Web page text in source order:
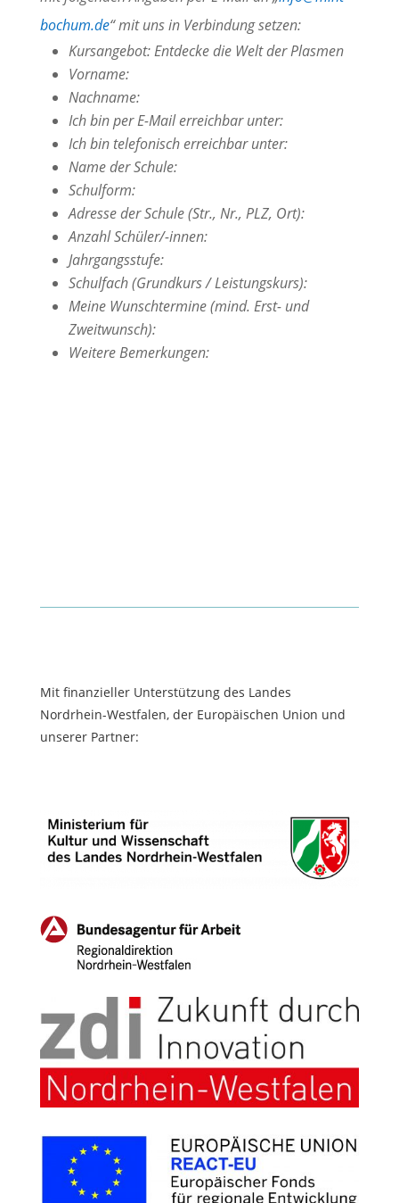
bochum.de“ mit uns in Verbindung setzen:
Kursangebot: Entdecke die Welt der Plasmen
Vorname:
Nachname:
Ich bin per E-Mail erreichbar unter:
Ich bin telefonisch erreichbar unter:
Name der Schule:
Schulform:
Adresse der Schule (Str., Nr., PLZ, Ort):
Anzahl Schüler/-innen:
Jahrgangsstufe:
Schulfach (Grundkurs / Leistungskurs):
Meine Wunschtermine (mind. Erst- und
Zweitwunsch):
Weitere Bemerkungen:
Mit finanzieller Unterstützung des Landes
Nordrhein-Westfalen, der Europäischen Union und
unserer Partner: